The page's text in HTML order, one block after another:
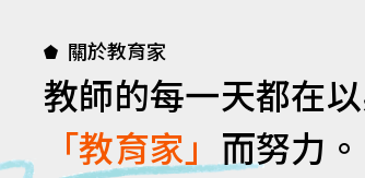
關於教育家
教師的每一天都在
「教育家」 而努力。